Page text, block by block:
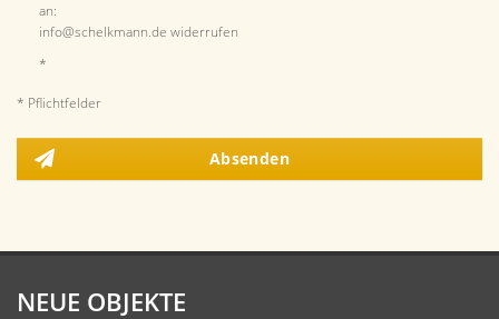
an:
info@schelkmann.de widerrufen
*
* Pflichtfelder
Absenden
NEUE OBJEKTE